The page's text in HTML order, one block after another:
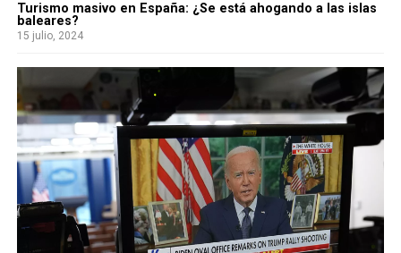
Turismo masivo en España: ¿Se está ahogando a las islas
baleares?
15 julio, 2024